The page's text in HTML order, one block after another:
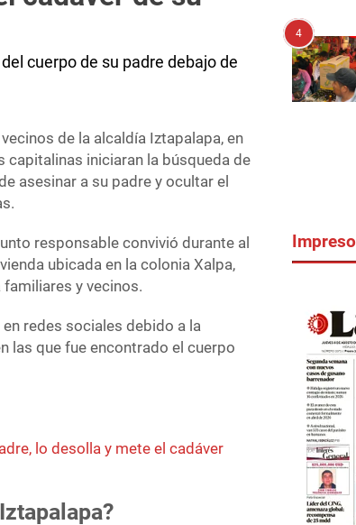
cuerpo de su padre debajo de
de la alcaldía Iztapalapa, en
capitalinas iniciaran la búsqueda de
asesinar a su padre y ocultar el
responsable convivió durante al
ubicada en la colonia Xalpa,
y vecinos.
redes sociales debido a la
las que fue encontrado el cuerpo
lo desolla y mete el cadáver
4
Impreso